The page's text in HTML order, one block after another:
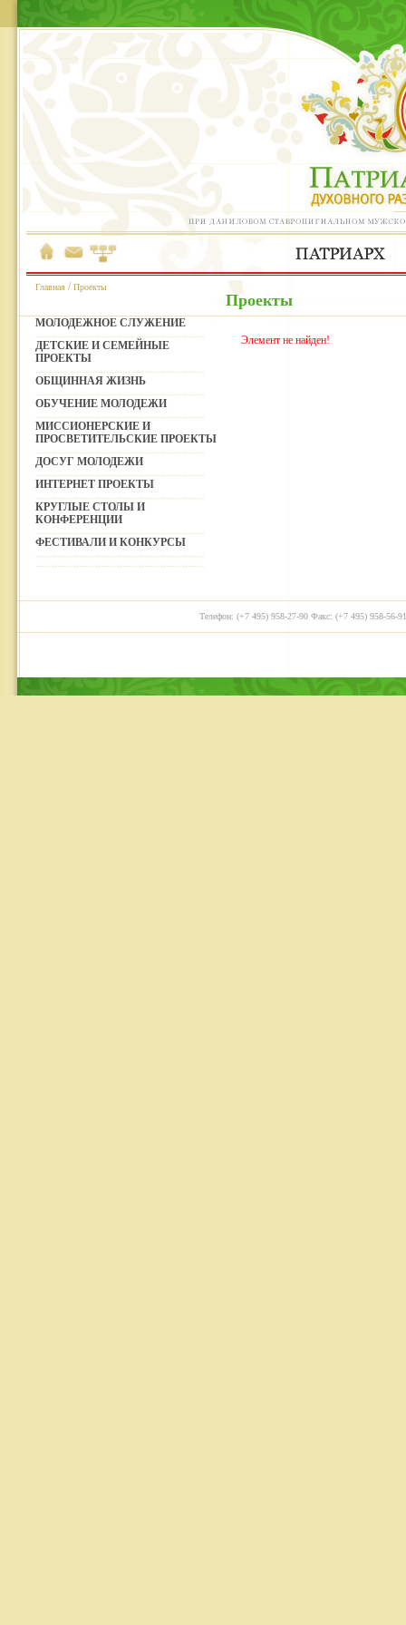
Главная /Проекты
Проекты
МОЛОДЕЖНОЕ СЛУЖЕНИЕ
ДЕТСКИЕ И СЕМЕЙНЫЕ
ПРОЕКТЫ
ОБЩИННАЯ ЖИЗНЬ
ОБУЧЕНИЕ МОЛОДЕЖИ
МИССИОНЕРСКИЕ И
ПРОСВЕТИТЕЛЬСКИЕ ПРОЕКТЫ
ДОСУГ МОЛОДЕЖИ
ИНТЕРНЕТ ПРОЕКТЫ
КРУГЛЫЕ СТОЛЫ И
КОНФЕРЕНЦИИ
ФЕСТИВАЛИ И КОНКУРСЫ
Элемент не найден!
Телефон: (+7 495) 958-27-90 Факс: (+7 495) 958-56-